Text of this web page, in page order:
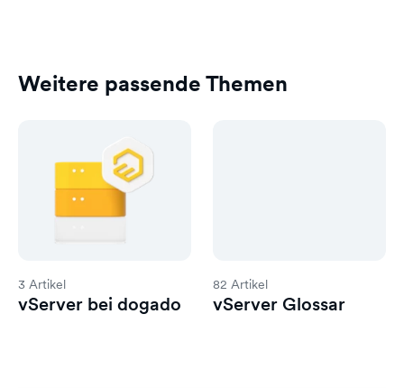
Weitere passende Themen
3 Artikel
vServer bei dogado
82 Artikel
vServer Glossar